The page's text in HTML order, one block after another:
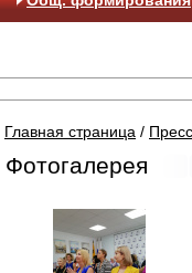
Главная страница /
Фотогалерея